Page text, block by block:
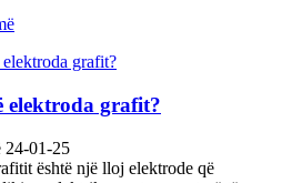
elektroda grafit?
24-01-25
është një lloj elektrode që